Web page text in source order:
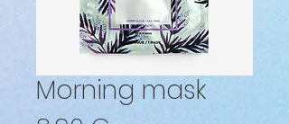
Morning mask